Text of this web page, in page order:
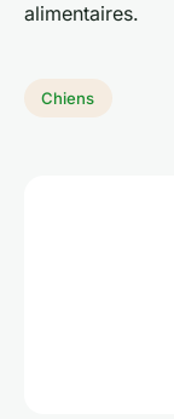
alimentaires.
Chiens